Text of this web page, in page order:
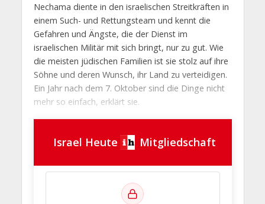
Nechama diente in den israelischen Streitkräften in
einem Such- und Rettungsteam und kennt die
Gefahren und Ängste, die der Dienst im
israelischen Militär mit sich bringt, nur zu gut. Wie
die meisten jüdischen Familien ist sie stolz auf ihre
Söhne und deren Wunsch, ihr Land zu verteidigen.
Ein Jahr nach dem 7. Oktober sind die Dinge nicht
mehr so einfach, erklärt sie.
Israel Heute Mitgliedschaft